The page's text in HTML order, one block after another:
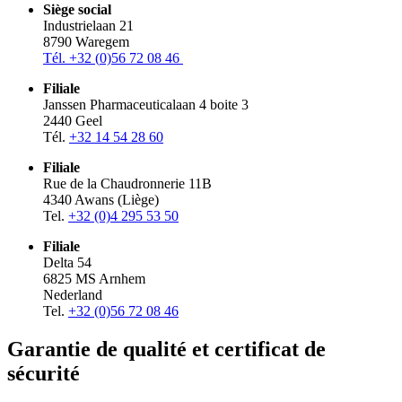
Siège social
Industrielaan 21
8790 Waregem
Tél. +32 (0)56 72 08 46
Filiale
Janssen Pharmaceuticalaan 4 boite 3
2440 Geel
Tél. +32 14 54 28 60
Filiale
Rue de la Chaudronnerie 11B
4340 Awans (Liège)
Tel. +32 (0)4 295 53 50
Filiale
Delta 54
6825 MS Arnhem
Nederland
Tel. +32 (0)56 72 08 46
Garantie de qualité et certificat de
sécurité